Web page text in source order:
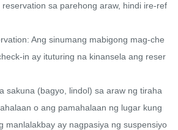
sa parehong araw, hindi ire-ref
Ang sinumang mabigong mag-che
in ay ituturing na kinansela ang reser
sakuna (bagyo, lindol) sa araw ng tiraha
o ang pamahalaan ng lugar kung
manlalakbay ay nagpasiya ng suspensiyo